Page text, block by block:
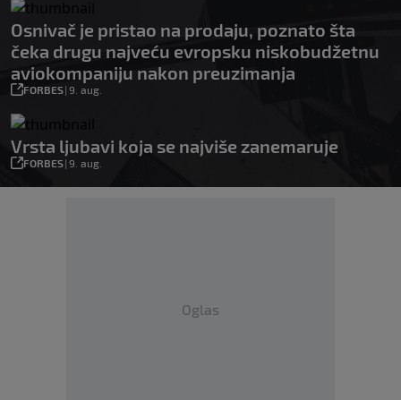
Osnivač je pristao na prodaju, poznato šta
čeka drugu najveću evropsku niskobudžetnu
aviokompaniju nakon preuzimanja
FORBES| 9. aug.
Vrsta ljubavi koja se najviše zanemaruje
FORBES| 9. aug.
Oglas